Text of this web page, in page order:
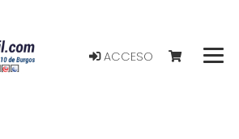
ACCESO